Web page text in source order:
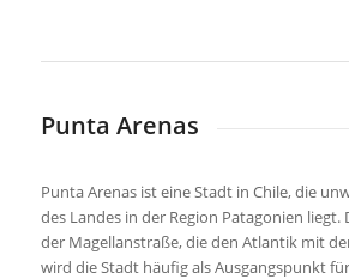
Punta Arenas
Punta Arenas ist eine Stadt in Chile, die
des Landes in der Region Patagonien liegt.
der Magellanstraße, die den Atlantik mit
wird die Stadt häufig als Ausgangspunkt